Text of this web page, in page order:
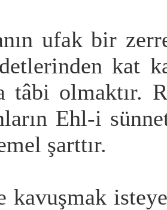
ufak bir
kat
tâbi olmaktır.
Ehl-i
şarttır.
kavuşmak